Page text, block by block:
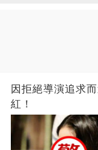
因拒絕導演追求
紅！